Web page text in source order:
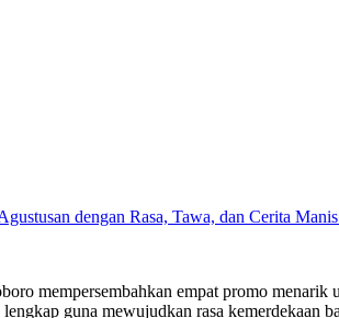
dengan Rasa, Tawa, dan Cerita
mempersembahkan empat promo
guna mewujudkan rasa kemerdekaan